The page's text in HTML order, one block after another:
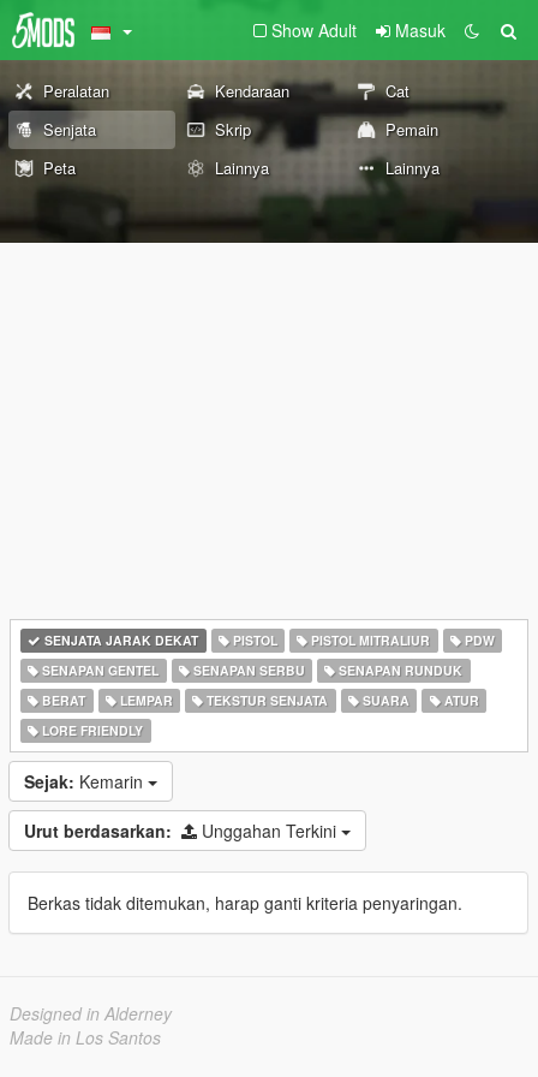
Show Adult Masuk
Peralatan Kendaraan
Cat
Senjata
Skrip
Pemain
Peta
Lainnya Lainnya
SENJATA JARAK DEKAT PISTOL PISTOL MITRALIUR
PDW
SENAPAN GENTEL
SENAPAN SERBU
SENAPAN RUNDUK
BERAT
LEMPAR TEKSTUR SENJATA SUARA
ATUR
LORE FRIENDLY
Sejak: Kemarin
Urut berdasarkan: Unggahan Terkini
Berkas tidak ditemukan, harap ganti kriteria penyaringan.
Designed in Alderney
Made in Los Santos